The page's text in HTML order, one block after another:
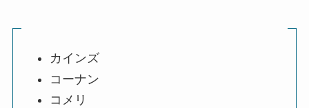
カインズ
コーナン
コメリ